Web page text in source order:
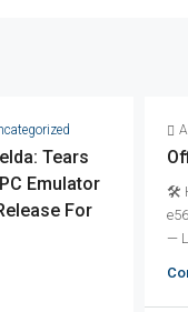
Tears
Emulator
For
🛠
—